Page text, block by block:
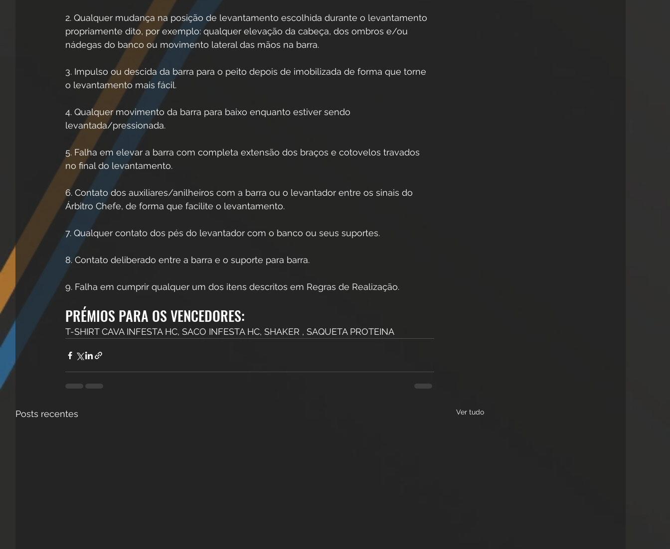
2. Qualquer mudança na posição de levantamento escolhida durante o levantamento
propriamente dito, por exemplo: qualquer elevação da cabeça, dos ombros e/ou
nádegas do banco ou movimento lateral das mãos na barra.
3. Impulso ou descida da barra para o peito depois de imobilizada de forma que torne
o levantamento mais fácil.
4. Qualquer movimento da barra para baixo enquanto estiver sendo
levantada/pressionada.
5. Falha em elevar a barra com completa extensão dos braços e cotovelos travados
no final do levantamento.
6. Contato dos auxiliares/anilheiros com a barra ou o levantador entre os sinais do
Árbitro Chefe, de forma que facilite o levantamento.
7. Qualquer contato dos pés do levantador com o banco ou seus suportes.
8. Contato deliberado entre a barra e o suporte para barra.
9. Falha em cumprir qualquer um dos itens descritos em Regras de Realização.
PRÉMIOS PARA OS VENCEDORES:
T-SHIRT CAVA INFESTA HC, SACO INFESTA HC, SHAKER , SAQUETA PROTEINA
Posts recentes Ver tudo